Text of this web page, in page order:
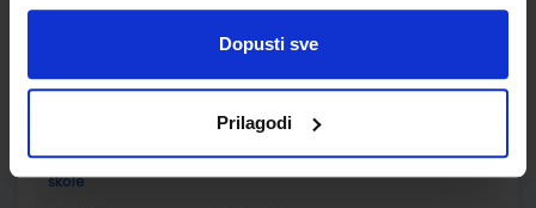
Dopusti sve
Prilagodi
Udžbenik Omot
POVIJEST 5; udžbenik iz povijesti za peti razred osnovne
škole